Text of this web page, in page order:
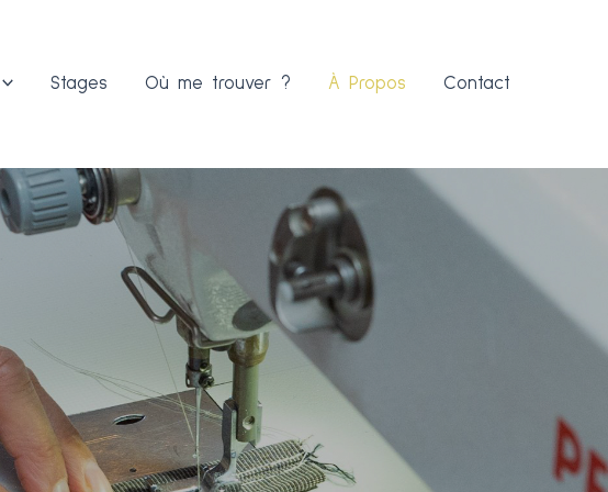
Stages Où me trouver ? À Propos Contact